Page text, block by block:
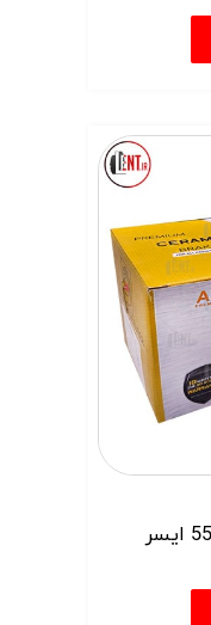
لنت ترمز جلو ام وی ام 550 ایسر